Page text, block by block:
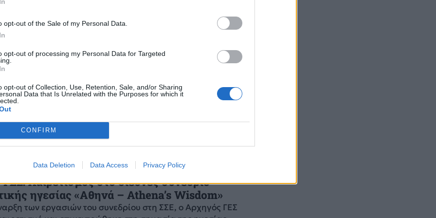
opt-out of the Sale of my Personal Data.
opt-out of processing my Personal Data for Targeted
opt-out of Collection, Use, Retention, Sale, and/or Sharing
Data that Is Unrelated with the Purposes for which it
CONFIRM
Data Deletion Data Access Privacy Policy
στον Στρατό Ξηράς για τους στρατεύσιμους της
– Τα δικαιολογητικά και οι ημερομήνιες
Εθνικής Άμυνας με εγκύλιο διαταγή καλεί για κατάταξη στον
τους στρατεύσιμους κλάσης της Β'ΕΣΣΟ 2026.
Χαιρετισμός στο διεθνές συνέδριο
ηγεσίας «Αθηνά – Athena’s Wisdom»
των εργασιών του συνεδρίου στη ΣΣΕ, ο Aρχηγός ΓΕΣ